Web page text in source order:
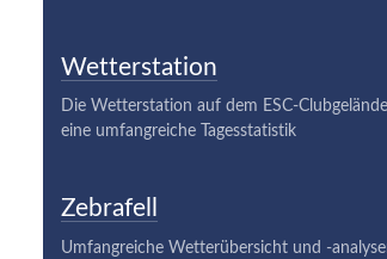
Wetterstation
Die Wetterstation auf dem ESC-
eine umfangreiche Tagesstatistik
Zebrafell
Umfangreiche Wetterübersicht und -